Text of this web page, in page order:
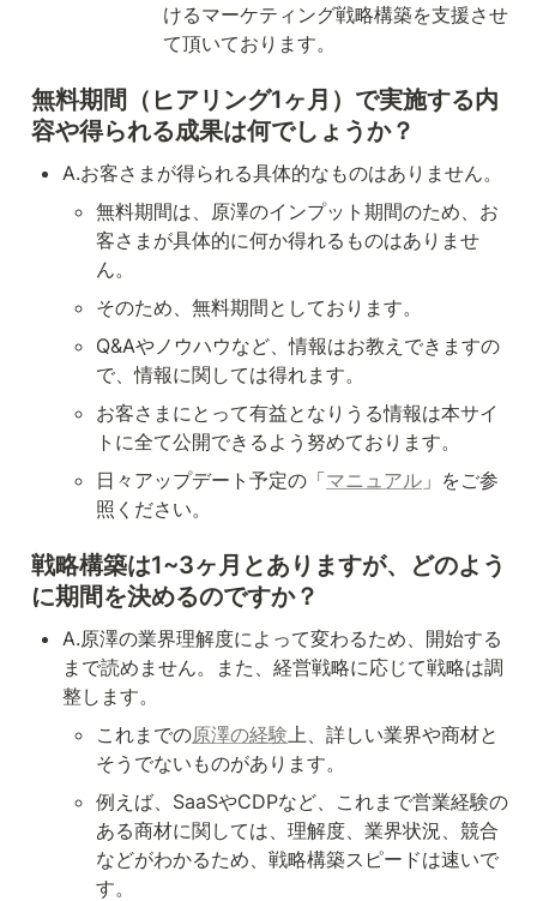
けるマーケティング戦略構築を支援させ
て頂いております。
無料期間（ヒアリング1ヶ月）で実施する内
容や得られる成果は何でしょうか？
A.お客さまが得られる具体的なものはありません。
無料期間は、原澤のインプット期間のため、お
客さまが具体的に何か得れるものはありませ
ん。
そのため、無料期間としております。
Q&Aやノウハウなど、情報はお教えできますの
で、情報に関しては得れます。
お客さまにとって有益となりうる情報は本サイ
トに全て公開できるよう努めております。
日々アップデート予定の「マニュアル 」をご参
照ください。
戦略構築は1~3ヶ月とありますが、どのよう
に期間を決めるのですか？
A.原澤の業界理解度によって変わるため、開始する
まで読めません。また、経営戦略に応じて戦略は調
整します。
これまでの原澤の経験 上、詳しい業界や商材と
そうでないものがあります。
例えば、SaaSやCDPなど、これまで営業経験の
ある商材に関しては、理解度、業界状況、競合
などがわかるため、戦略構築スピードは速いで
す。